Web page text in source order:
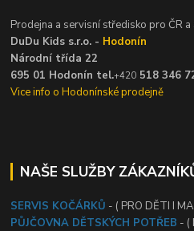
Prodejna a servisní středisko pro ČR a
DuDu Kids s.r.o. - Hodonín
Národní třída 22
695 01 Hodonín tel.+420 518 346
Vice info o Hodonínské prodejně
NAŠE SLUŽBY
SERVIS KOČÁRKŮ - ( PRO DĚTI I
PŮJČOVNA DĚTSKÝCH POTŘEB - (